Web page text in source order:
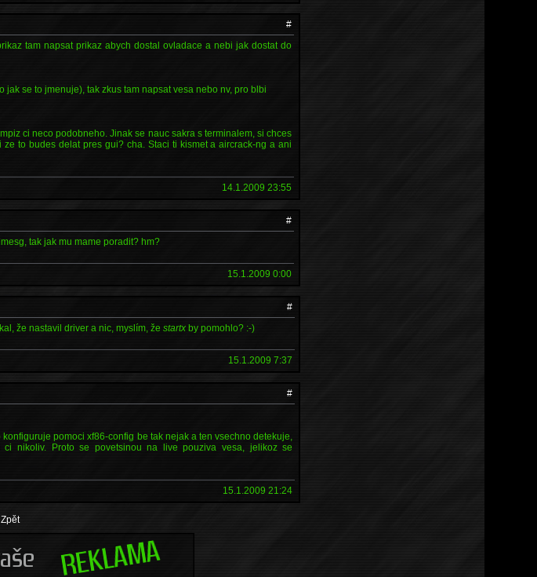
#
tam napsat prikaz abych dostal ovladace a nebi jak dostat do
se to jmenuje), tak zkus tam napsat vesa nebo nv, pro blbi
ci neco podobneho. Jinak se nauc sakra s terminalem, si chces
to budes delat pres gui? cha. Staci ti kismet a aircrack-ng a ani
14.1.2009 23:55
#
tak jak mu mame poradit? hm?
15.1.2009 0:00
#
že nastavil driver a nic, myslím, žestartx by pomohlo? :-)
15.1.2009 7:37
#
pomoci xf86-config be tak nejak a ten vsechno detekuje,
nikoliv. Proto se povetsinou na live pouziva vesa, jelikoz se
15.1.2009 21:24
Zpět